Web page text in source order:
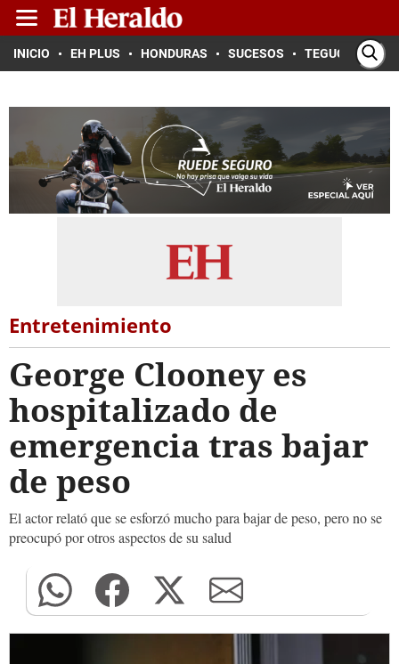
INICIO EH PLUS HONDURAS SUCESOS TEGUCIGALPA
Entretenimiento
George Clooney es
hospitalizado de
emergencia tras bajar
de peso
El actor relató que se esforzó mucho para bajar de peso, pero no se
preocupó por otros aspectos de su salud